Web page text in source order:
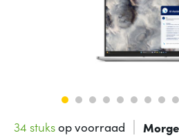
34 stuksop voorraad